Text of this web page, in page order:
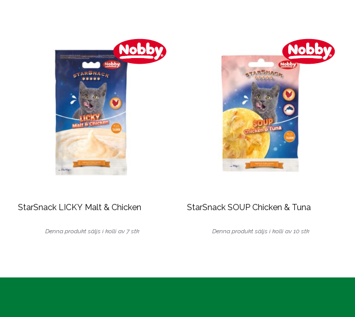
StarSnack LICKY Malt & Chicken
Denna produkt säljs i kolli av 7 stk
StarSnack SOUP Chicken & Tuna
Denna produkt säljs i kolli av 10 stk